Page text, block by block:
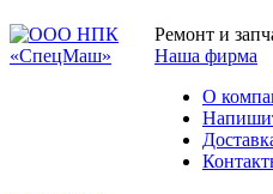
Ремонт и
Наша фирма
О